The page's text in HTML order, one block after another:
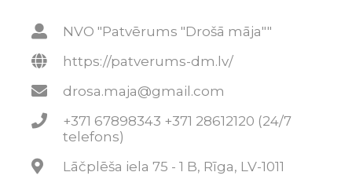
NVO "Patvērums "Drošā māja""
https://patverums-dm.lv/
drosa.maja@gmail.com
+371 67898343 +371 28612120 (24/7
telefons)
Lāčplēša iela 75 - 1 B, Rīga, LV-1011